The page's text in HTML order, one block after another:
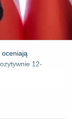
oceniają
12-